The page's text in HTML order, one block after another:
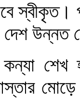
স্বীকৃত।
উন্নত
কন্যা